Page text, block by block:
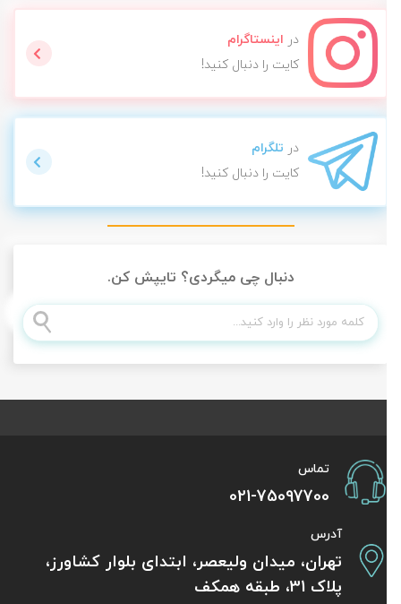
دراینستاگرام
کایت را دنبال کنید!
درتلگرام
کایت را دنبال کنید!
دنبال چی میگردی؟ تایپش کن.
تماس
021-75097700
آدرس
تهران، میدان ولیعصر، ابتدای بلوار کشاورز،
پلاک 31، طبقه همکف